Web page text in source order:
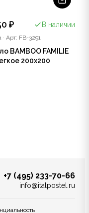
₽ В наличии
· Арт: FB-3291
BAMBOO FAMILIE
200x200
+7 (495) 233-70-66
info@italpostel.ru